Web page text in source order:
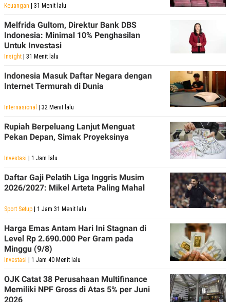
Keuangan | 31 Menit lalu
Melfrida Gultom, Direktur Bank DBS
Indonesia: Minimal 10% Penghasilan
Untuk Investasi
Insight | 31 Menit lalu
Indonesia Masuk Daftar Negara dengan
Internet Termurah di Dunia
Internasional | 32 Menit lalu
Rupiah Berpeluang Lanjut Menguat
Pekan Depan, Simak Proyeksinya
Investasi | 1 Jam lalu
Daftar Gaji Pelatih Liga Inggris Musim
2026/2027: Mikel Arteta Paling Mahal
Sport Setup | 1 Jam 31 Menit lalu
Harga Emas Antam Hari Ini Stagnan di
Level Rp 2.690.000 Per Gram pada
Minggu (9/8)
Investasi | 1 Jam 40 Menit lalu
OJK Catat 38 Perusahaan Multifinance
Memiliki NPF Gross di Atas 5% per Juni
2026